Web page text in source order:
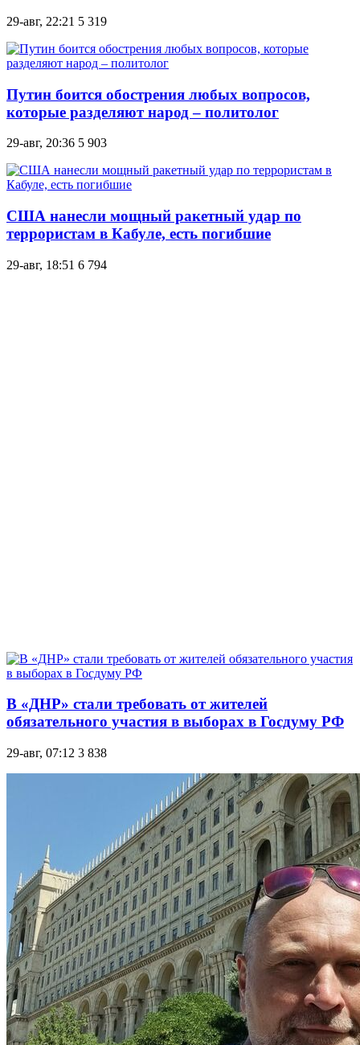
29-авг, 22:21 5 319
Путин боится обострения любых вопросов,
которые разделяют народ – политолог
29-авг, 20:36 5 903
США нанесли мощный ракетный удар по
террористам в Кабуле, есть погибшие
29-авг, 18:51 6 794
В «ДНР» стали требовать от жителей
обязательного участия в выборах в Госдуму РФ
29-авг, 07:12 3 838